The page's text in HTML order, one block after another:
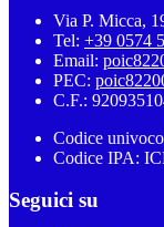
Via P. Micca,
Tel: +39 0574
Email:
PEC:
C.F.:
Codice
Codice IPA:
Seguici su